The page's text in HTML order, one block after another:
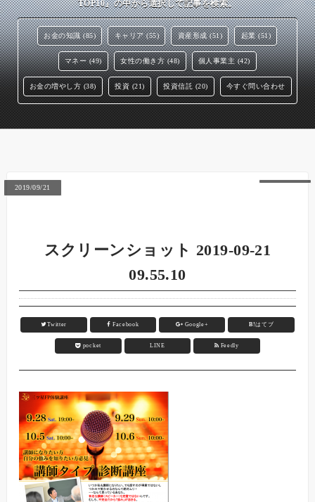
TOP10』の中から選択して記事を検索。
お金の知識 (85) キャリア (55) 資産形成 (51) 起業 (51)
マネー (49) 女性の働き方 (48) 個人事業主 (42)
お金の増やし方 (38) 投資 (21) 投資信託 (20) 今すぐ問い合わせ
2019/09/21
スクリーンショット 2019-09-21
09.55.10
Twitter Facebook Google+ B!はてブ
pocket LINE Feedly